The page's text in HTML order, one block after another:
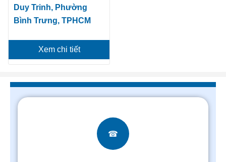
Duy Trinh, Phường
Bình Trưng, TPHCM
Xem chi tiết
☎